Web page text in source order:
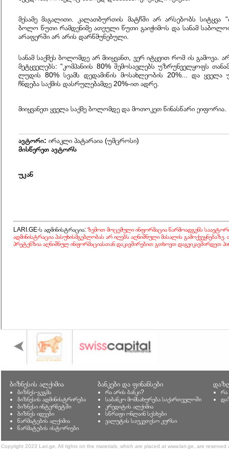
მესამე მაგალითი კალათბურთის მატჩში არ არსებობს სიტყვა “
ბოლო წუთი რამდენიმე ათეული წუთი გაიჭიმოს და სანამ
არაფერში არ არის დარწმუნებული
სანამ საქმეს ბოლომდე არ მიიყვანთ ვერ იტყვით რომ ის გამოვა
მეტყველებს: “კომპანიის 80% შემოსავლებს უზრუნველყოფს
ლუდის 80% სვამს დედამიწის მოსახლეობის 20%... და ყველა
ჩნდება საქმის დასრულებამდე 20%-ით ადრე
მიიყვანეთ ყველა საქმე ბოლომდე და მოთოკეთ წინასწარი ეიფორია
ავტორი: ირაკლი პატარაია (უმცროსი)
მისწერეთ ავტორს
უკან
LARI.GE-ს ადმინისტრაცია: ზემოთ მოცემული ინფორმაცია წარმოადგენს
ადმინისტრაცია პასუხისმგებლობას არ იღებს აღნიშნული მასალის
პრეტენზია აღნიშნულ ინფორმაციასთან დაკავშირებით გთხოვთ დაგვიკავშირდეთ
ბიზნესის ალქიმია
ბიზნეს-გეგმა
ბიზნესის ადმინისტრირება
ბიზნესი ინტერნეტში
ბიზნეს იდეები
წარმატების ალქიმია
წარმატების ისტორიები
ბანკები და ფინანსები
რა არის ბანკი?
საბანკო მომსახურება საქართველოში
კრედიტის ალქიმია
სწრაფი ონლაინ სესხები
ვალუტის საუკეთესო კურსი
რა
Copyright 2023 Lari.ge, All rights on the materials, which are placed at www.lari.ge, are